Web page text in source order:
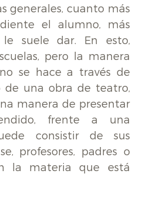
generales, cuanto más
el alumno, más
le suele dar. En esto,
pero la manera
se hace a través de
de una obra de teatro,
manera de presentar
frente a una
consistir de sus
profesores, padres o
la materia que está